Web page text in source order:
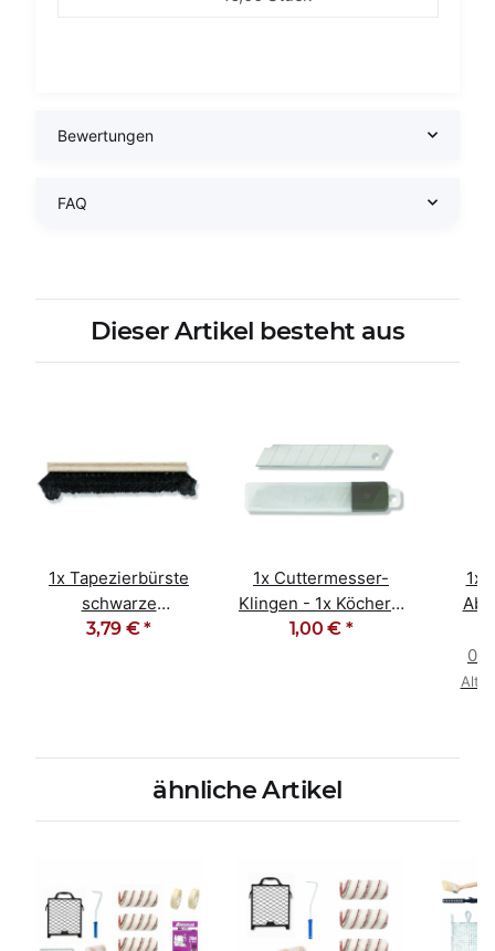
Bewertungen
FAQ
Dieser Artikel besteht aus
1x Tapezierbürste
schwarze
Kunstborste 235 mm
3,79 €*
1x Cuttermesser-
Klingen - 1x Köcher -
10 Stück 18mm
1,00 € *
1x
ähnliche Artikel